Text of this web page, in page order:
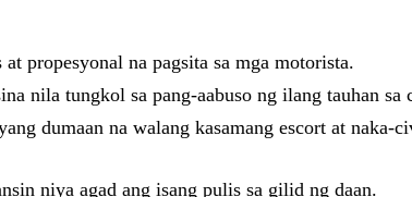
propesyonal na pagsita sa mga motorista.
nila tungkol sa pang-aabuso ng ilang tauhan
dumaan na walang kasamang escort at naka-
niya agad ang isang pulis sa gilid ng daan.